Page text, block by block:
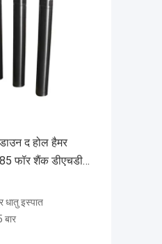
द होल हैमर
फॉर शैंक डीएचडी
धातु इस्पात
बार